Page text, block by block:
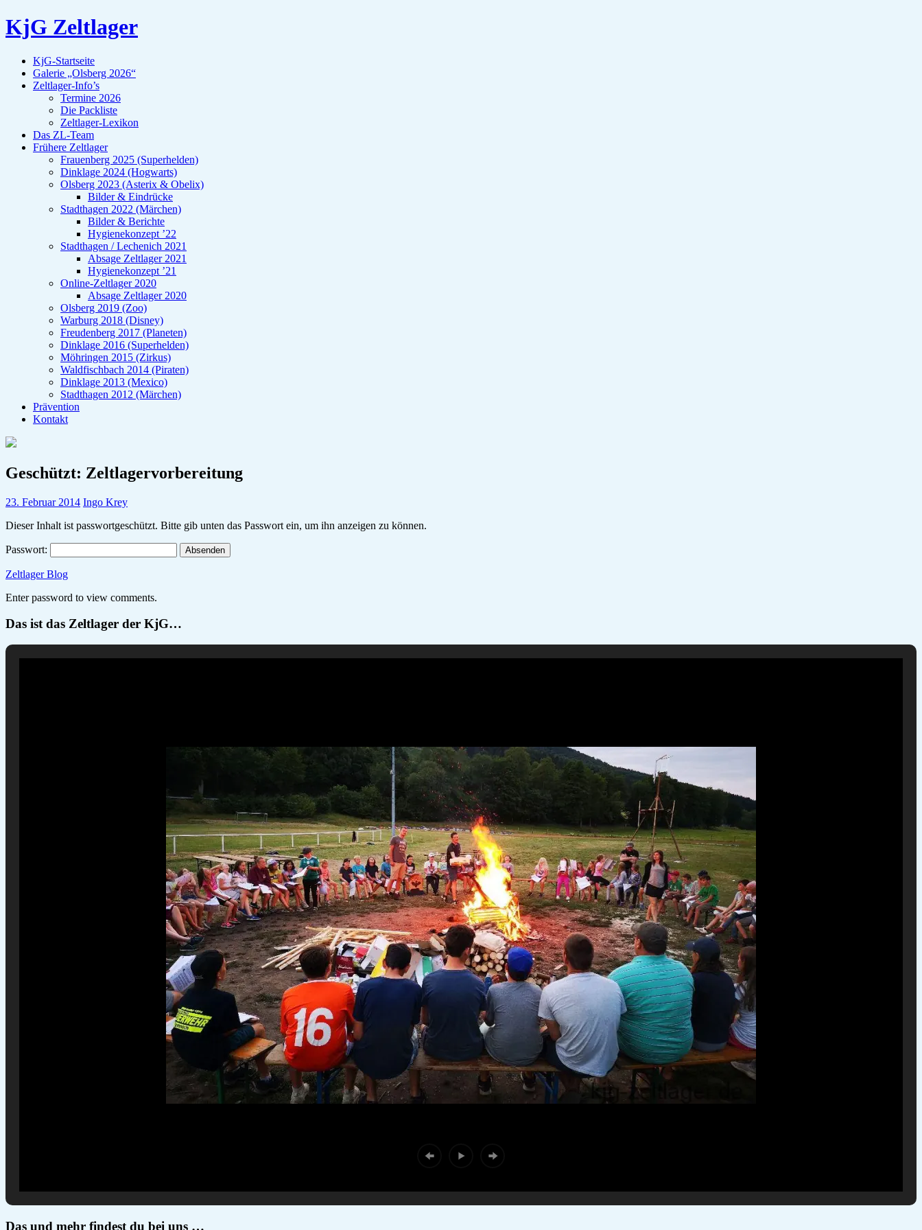
KjG Zeltlager
KjG-Startseite
Galerie „Olsberg 2026“
Zeltlager-Info’s
Termine 2026
Die Packliste
Zeltlager-Lexikon
Das ZL-Team
Frühere Zeltlager
Frauenberg 2025 (Superhelden)
Dinklage 2024 (Hogwarts)
Olsberg 2023 (Asterix & Obelix)
Bilder & Eindrücke
Stadthagen 2022 (Märchen)
Bilder & Berichte
Hygienekonzept ’22
Stadthagen / Lechenich 2021
Absage Zeltlager 2021
Hygienekonzept ’21
Online-Zeltlager 2020
Absage Zeltlager 2020
Olsberg 2019 (Zoo)
Warburg 2018 (Disney)
Freudenberg 2017 (Planeten)
Dinklage 2016 (Superhelden)
Möhringen 2015 (Zirkus)
Waldfischbach 2014 (Piraten)
Dinklage 2013 (Mexico)
Stadthagen 2012 (Märchen)
Prävention
Kontakt
Geschützt: Zeltlagervorbereitung
23. Februar 2014 Ingo Krey
Dieser Inhalt ist passwortgeschützt. Bitte gib unten das Passwort ein, um ihn anzeigen zu können.
Passwort:
Zeltlager Blog
Enter password to view comments.
Das ist das Zeltlager der KjG…
Das und mehr findest du bei uns …